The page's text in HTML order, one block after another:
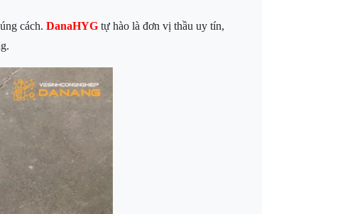
cách. DanaHYG tự hào là đơn vị thầu uy tín,